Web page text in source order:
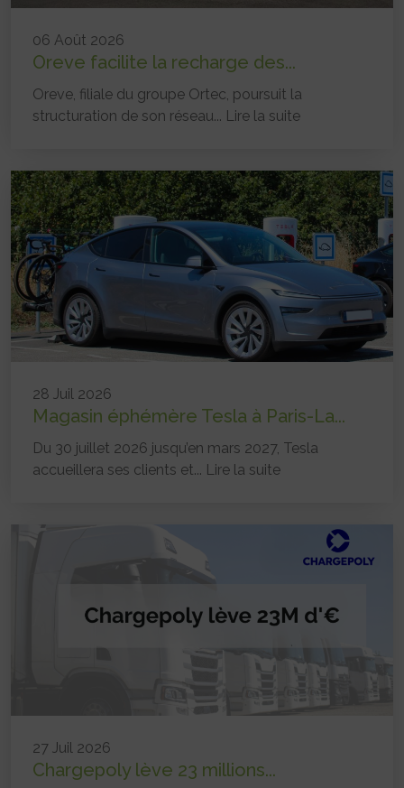
06 Août 2026
Oreve facilite la recharge des...
Oreve, filiale du groupe Ortec, poursuit la
structuration de son réseau... Lire la suite
28 Juil 2026
Magasin éphémère Tesla à Paris-La...
Du 30 juillet 2026 jusqu’en mars 2027, Tesla
accueillera ses clients et... Lire la suite
27 Juil 2026
Chargepoly lève 23 millions...